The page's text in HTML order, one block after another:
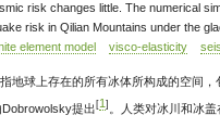
risk changes little. The numerical
risk in Qilian Mountains under the
element model visco-elasticity
地球上存在的所有冰体所构成的空间
提出 [1] 。人类对冰川和冰